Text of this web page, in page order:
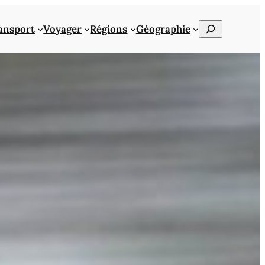
Voyager Régions Géographie Rechercher